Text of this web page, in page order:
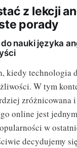
z lekcji
porady
nauki języka
kiedy technologia
W tym
zróżnicowana
online jest
w
decydujemy